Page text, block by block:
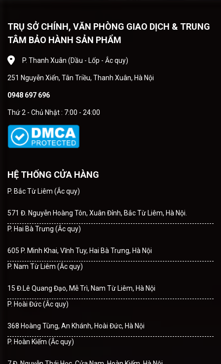
TRỤ SỞ CHÍNH, VĂN PHÒNG GIAO DỊCH & TRUNG
TÂM BẢO HÀNH SẢN PHẨM
P. Thanh Xuân (Dầu - Lốp - Ắc quy)
251 Nguyễn Xiển, Tân Triều, Thanh Xuân, Hà Nội
0948 697 696
Thứ 2 - Chủ Nhật : 7:00 - 24:00
HỆ THỐNG CỬA HÀNG
P. Bắc Từ Liêm (Ắc quy)
571 Đ. Nguyễn Hoàng Tôn, Xuân Đỉnh, Bắc Từ Liêm, Hà Nội.
P. Hai Bà Trưng (Ắc quy)
605 P. Minh Khai, Vĩnh Tuy, Hai Bà Trưng, Hà Nội
P. Nam Từ Liêm (Ắc quy)
15 Đ.Lê Quang Đạo, Mễ Trì, Nam Từ Liêm, Hà Nội
P. Hoài Đức (Ắc quy)
368 Hoàng Tùng, An Khánh, Hoài Đức, Hà Nội
P. Hoàn Kiếm (Ắc quy)